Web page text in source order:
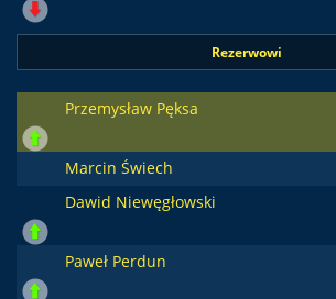
Rezerwowi
Przemysław Pęksa
Marcin Świech
Dawid Niewęgłowski
Paweł Perdun